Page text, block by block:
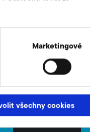
Marketingové
všechny cookies